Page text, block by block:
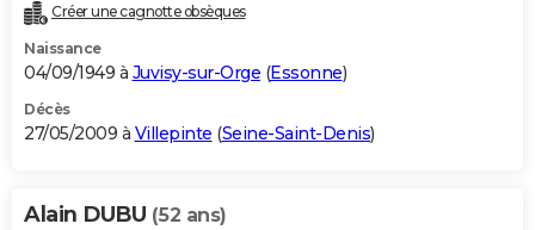
Créer une cagnotte obsèques
Naissance
04/09/1949 à Juvisy-sur-Orge (Essonne)
Décès
27/05/2009 à Villepinte (Seine-Saint-Denis)
Alain DUBU (52 ans)